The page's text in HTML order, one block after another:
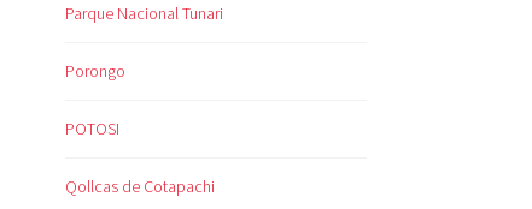
Parque Nacional Tunari
Porongo
POTOSI
Qollcas de Cotapachi